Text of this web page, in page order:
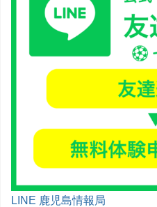
LINE 鹿児島情報局